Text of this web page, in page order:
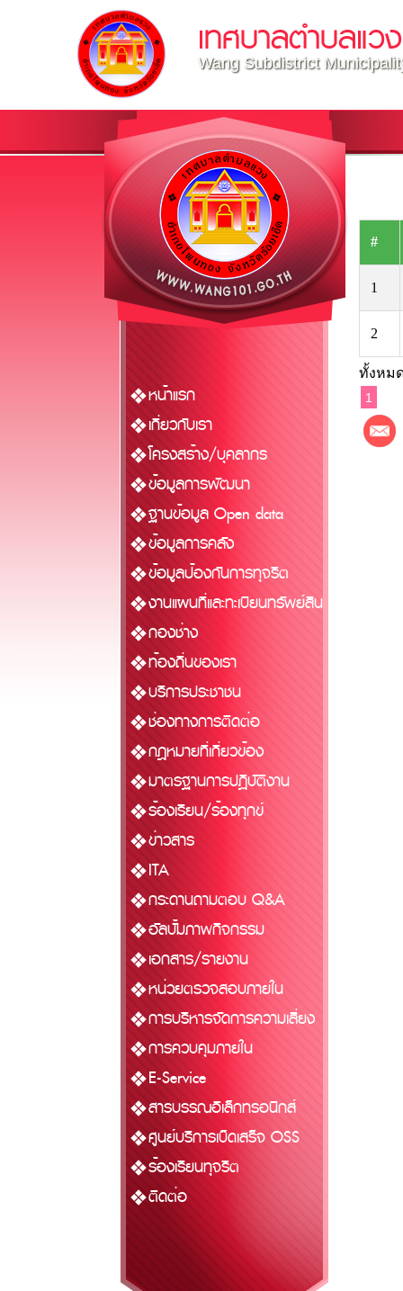
เทศบาลตำบลแวง
Wang Subdistrict
หน้าแรก
เกี่ยวกับเรา
โครงสร้าง/บุคลากร
ข้อมูลการพัฒนา
ฐานข้อมูล Open data
ข้อมูลการคลัง
ข้อมูลป้องกันการทุจริต
งานแผนที่และทะเบียนทรัพย์สิน
กองช่าง
ท้องถิ่นของเรา
บริการประชาชน
ช่องทางการติดต่อ
กฎหมายที่เกี่ยวข้อง
มาตรฐานการปฏิบัติงาน
ร้องเรียน/ร้องทุกข์
ข่าวสาร
ITA
กระดานถามตอบ Q&A
อัลบั้มภาพกิจกรรม
เอกสาร/รายงาน
หน่วยตรวจสอบภายใน
การบริหารจัดการความเสี่ยง
การควบคุมภายใน
E-Service
สารบรรณอิเล็กทรอนิกส์
ศูนย์บริการเบ็ดเสร็จ OSS
ร้องเรียนทุจริต
ติดต่อ
#
1
2
ทั้งหม
1